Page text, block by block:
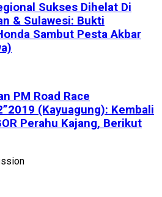
Sukses Dihelat Di
& Sulawesi: Bukti
Sambut Pesta Akbar
PM Road Race
(Kayuagung): Kembali
Perahu Kajang, Berikut